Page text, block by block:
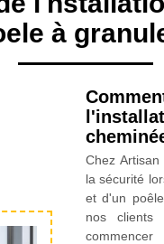
à
Chez
la sécurité
et d'un
nos clients